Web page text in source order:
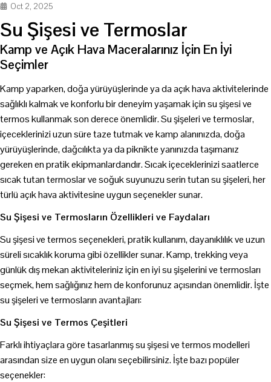
Oct 2, 2025
Su Şişesi ve Termoslar
Kamp ve Açık Hava Maceralarınız İçin En İyi
Seçimler
Kamp yaparken, doğa yürüyüşlerinde ya da açık hava aktivitelerinde
sağlıklı kalmak ve konforlu bir deneyim yaşamak için su şişesi ve
termos kullanmak son derece önemlidir. Su şişeleri ve termoslar,
içeceklerinizi uzun süre taze tutmak ve kamp alanınızda, doğa
yürüyüşlerinde, dağcılıkta ya da piknikte yanınızda taşımanız
gereken en pratik ekipmanlardandır. Sıcak içeceklerinizi saatlerce
sıcak tutan termoslar ve soğuk suyunuzu serin tutan su şişeleri, her
türlü açık hava aktivitesine uygun seçenekler sunar.
Su Şişesi ve Termosların Özellikleri ve Faydaları
Su şişesi ve termos seçenekleri, pratik kullanım, dayanıklılık ve uzun
süreli sıcaklık koruma gibi özellikler sunar. Kamp, trekking veya
günlük dış mekan aktiviteleriniz için en iyi su şişelerini ve termosları
seçmek, hem sağlığınız hem de konforunuz açısından önemlidir. İşte
su şişeleri ve termosların avantajları:
Su Şişesi ve Termos Çeşitleri
Farklı ihtiyaçlara göre tasarlanmış su şişesi ve termos modelleri
arasından size en uygun olanı seçebilirsiniz. İşte bazı popüler
seçenekler: